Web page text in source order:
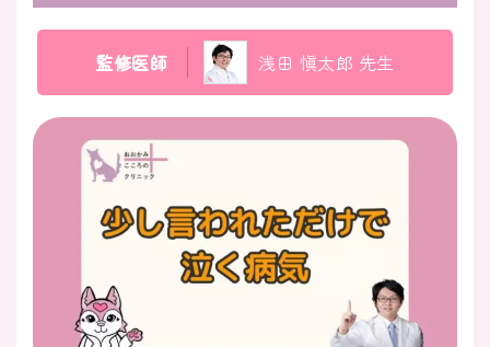
クリニック
医師紹介
採用情報
即日
監修医師 浅田 愼太郎 先生